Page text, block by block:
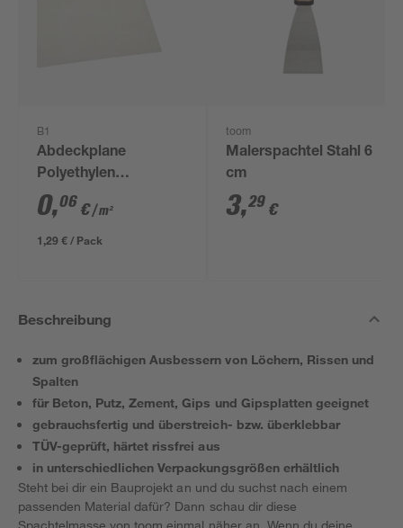
B1
Abdeckplane
Polyethylen
transparent 4 x 5 m
0,06 €/ m²
1,29 € / Pack
toom
Malerspachtel Stahl 6
cm
3,29 €
Beschreibung
zum großflächigen Ausbessern von Löchern, Rissen und
Spalten
für Beton, Putz, Zement, Gips und Gipsplatten geeignet
gebrauchsfertig und überstreich- bzw. überklebbar
TÜV-geprüft, härtet rissfrei aus
in unterschiedlichen Verpackungsgrößen erhältlich
Steht bei dir ein Bauprojekt an und du suchst nach einem
passenden Material dafür? Dann schau dir diese
Spachtelmasse von toom einmal näher an. Wenn du deine